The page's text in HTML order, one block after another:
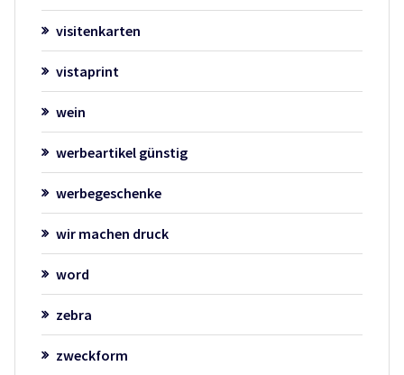
visitenkarten
vistaprint
wein
werbeartikel günstig
werbegeschenke
wir machen druck
word
zebra
zweckform